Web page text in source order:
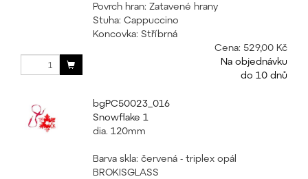
Povrch hran: Zatavené hrany
Stuha: Cappuccino
Koncovka: Stříbrná
Cena: 529,00 Kč
Na objednávku
do 10 dnů
bgPC50023_016
Snowflake 1
dia. 120mm
Barva skla: červená - triplex opál
BROKISGLASS